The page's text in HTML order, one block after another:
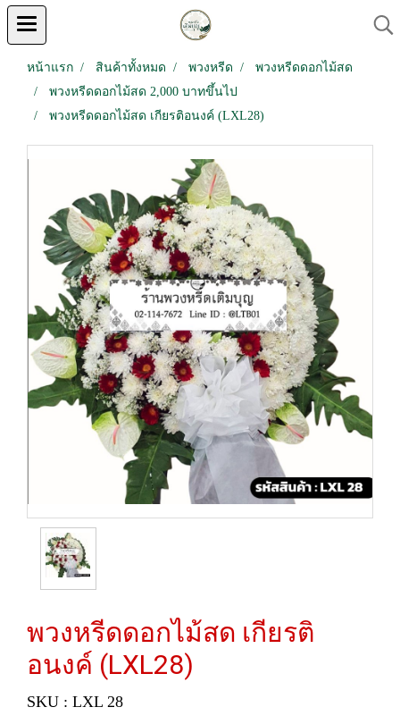
หน้าแรก สินค้าทั้งหมด พวงหรีด
พวงหรีดดอกไม้สด
พวงหรีดดอกไม้สด 2,000 บาทขึ้นไป
พวงหรีดดอกไม้สด เกียรติอนงค์ (LXL28)
พวงหรีดดอกไม้สด เกียรติ
อนงค์ (LXL28)
SKU : LXL 28